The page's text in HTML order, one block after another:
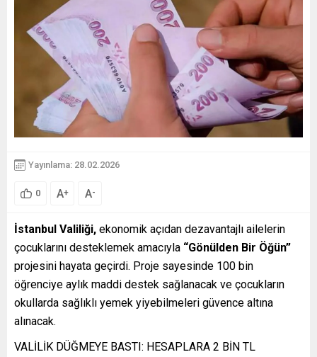
Yayınlama: 28.02.2026
0 A+ A-
İstanbul Valiliği, ekonomik açıdan dezavantajlı ailelerin
çocuklarını desteklemek amacıyla “Gönülden Bir Öğün”
projesini hayata geçirdi. Proje sayesinde 100 bin
öğrenciye aylık maddi destek sağlanacak ve çocukların
okullarda sağlıklı yemek yiyebilmeleri güvence altına
alınacak.
VALİLİK DÜĞMEYE BASTI: HESAPLARA 2 BİN TL